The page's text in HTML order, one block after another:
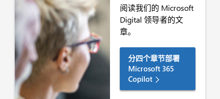
阅读我们的 Microsoft
Digital 领导者的文
章。
分四个章节部署
Microsoft 365
Copilot